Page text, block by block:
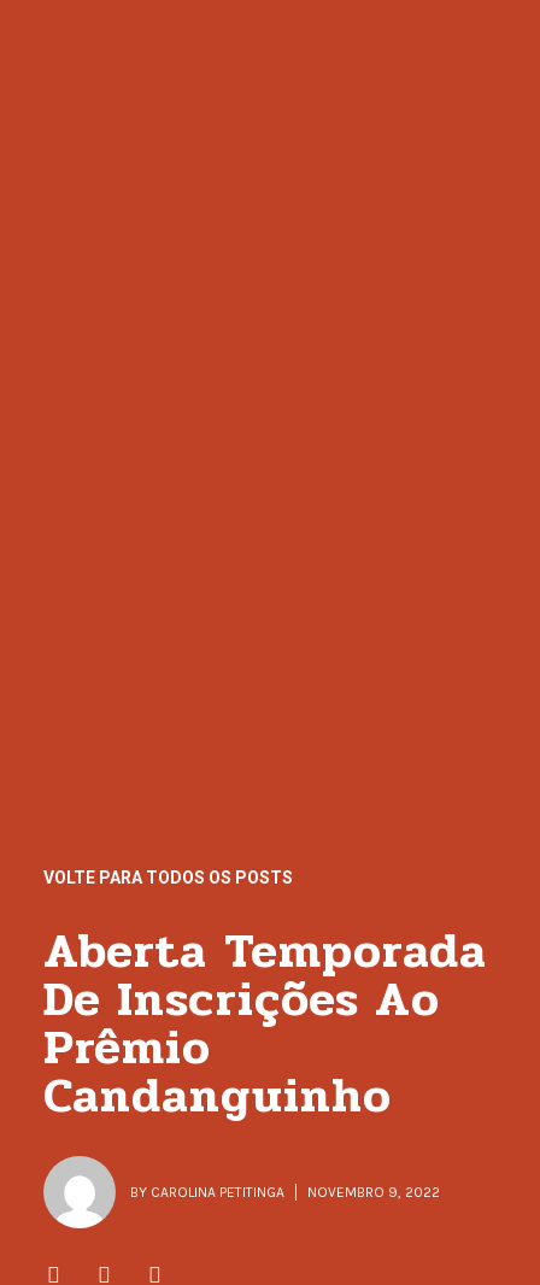
VOLTE PARA TODOS OS POSTS
Aberta Temporada
De Inscrições Ao
Prêmio
Candanguinho
BYCAROLINA PETITINGA NOVEMBRO 9, 2022